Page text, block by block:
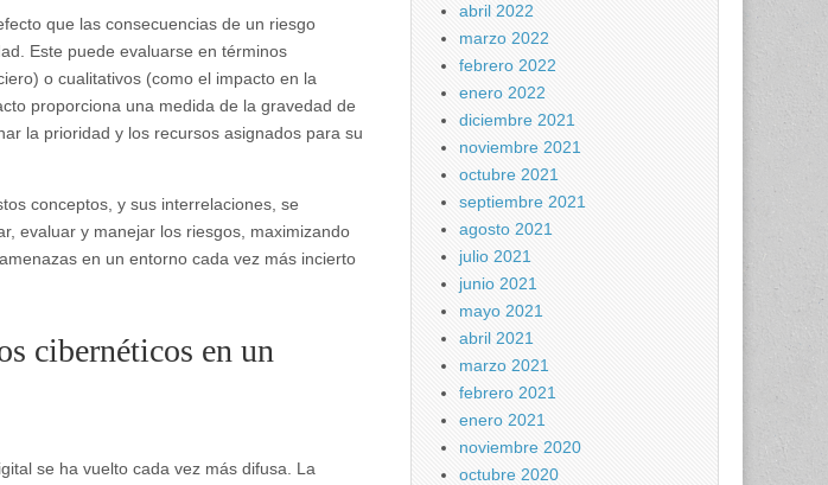
que las consecuencias de un riesgo
Este puede evaluarse en términos
o cualitativos (como el impacto en la
proporciona una medida de la gravedad de
la prioridad y los recursos asignados para su
conceptos, y sus interrelaciones, se
evaluar y manejar los riesgos, maximizando
en un entorno cada vez más incierto
cibernéticos en un
se ha vuelto cada vez más difusa. La
abril 2022
marzo 2022
febrero 2022
enero 2022
diciembre 2021
noviembre 2021
octubre 2021
septiembre 2021
agosto 2021
julio 2021
junio 2021
mayo 2021
abril 2021
marzo 2021
febrero 2021
enero 2021
noviembre 2020
octubre 2020